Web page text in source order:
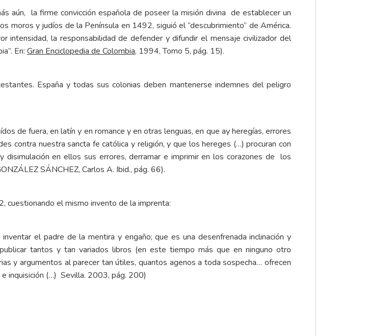
aún, la firme convicción española de poseer la misión divina de establecer un
moros y judíos de la Península en 1492, siguió el “descubrimiento” de América.
intensidad, la responsabilidad de defender y difundir el mensaje civilizador del
En: Gran Enciclopedia de Colombia, 1994, Tomo 5, pág. 15).
España y todas sus colonias deben mantenerse indemnes del peligro
de fuera, en latín y en romance y en otras lenguas, en que ay heregías, errores
contra nuestra sancta fe católica y religión, y que los hereges (…) procuran con
en ellos sus errores, derramar e imprimir en los corazones de los
SÁNCHEZ, Carlos A. Ibid., pág. 66).
cuestionando el mismo invento de la imprenta:
el padre de la mentira y engaño; que es una desenfrenada inclinación y
tantos y tan variados libros (en este tiempo más que en ninguno otro
y argumentos al parecer tan útiles, quantos agenos a toda sospecha… ofrecen
inquisición (…) Sevilla. 2003, pág. 200)